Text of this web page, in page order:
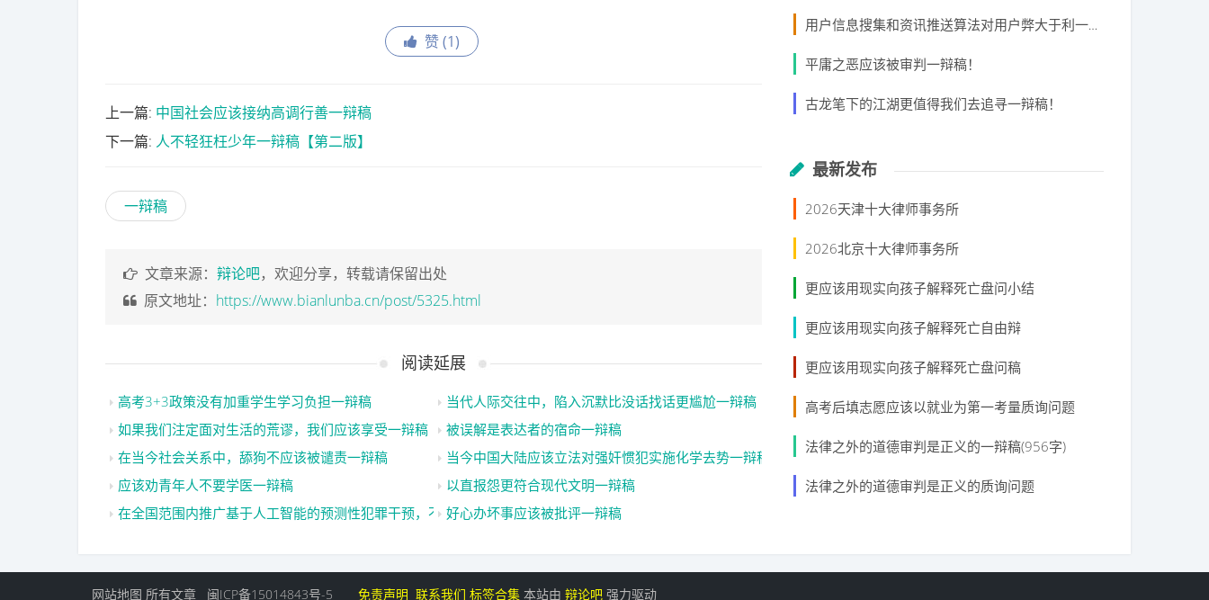
赞 (1)
上一篇: 中国社会应该接纳高调行善一辩稿
下一篇: 人不轻狂枉少年一辩稿【第二版】
一辩稿
文章来源： 辩论吧，欢迎分享，转载请保留出处
原文地址： https://www.bianlunba.cn/post/5325.html
阅读延展
高考3+3政策没有加重学生学习负担一辩稿
当代人际交往中，陷入沉默比没话找话更尴尬一辩稿
如果我们注定面对生活的荒谬，我们应该享受一辩稿
被误解是表达者的宿命一辩稿
在当今社会关系中，舔狗不应该被谴责一辩稿
当今中国大陆应该立法对强奸惯犯实施化学去势一辩稿
应该劝青年人不要学医一辩稿
以直报怨更符合现代文明一辩稿
在全国范围内推广基于人工智能的预测性犯罪干预，不是一种幸福一辩稿【第二版】
好心办坏事应该被批评一辩稿
用户信息搜集和资讯推送算法对用户弊大于利一辩稿！
平庸之恶应该被审判一辩稿！
古龙笔下的江湖更值得我们去追寻一辩稿！
最新发布
2026天津十大律师事务所
2026北京十大律师事务所
更应该用现实向孩子解释死亡盘问小结
更应该用现实向孩子解释死亡自由辩
更应该用现实向孩子解释死亡盘问稿
高考后填志愿应该以就业为第一考量质询问题
法律之外的道德审判是正义的一辩稿(956字)
法律之外的道德审判是正义的质询问题
网站地图 所有文章 闽ICP备15014843号-5 免责声明 联系我们 标签合集 本站由 辩论吧 强力驱动